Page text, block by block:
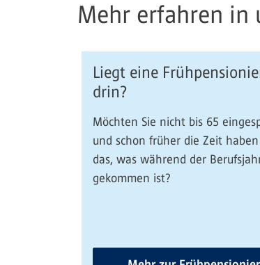
Mehr erfahren in
Liegt eine
drin?
Möchten Sie nicht bis 65
und schon früher die Zeit
das, was während der
gekommen ist?